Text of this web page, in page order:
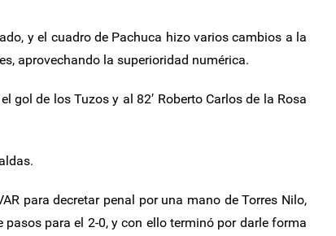
y el cuadro de Pachuca hizo varios cambios a la
aprovechando la superioridad numérica.
gol de los Tuzos y al 82′ Roberto Carlos de la Rosa
para decretar penal por una mano de Torres Nilo,
pasos para el 2-0, y con ello terminó por darle forma